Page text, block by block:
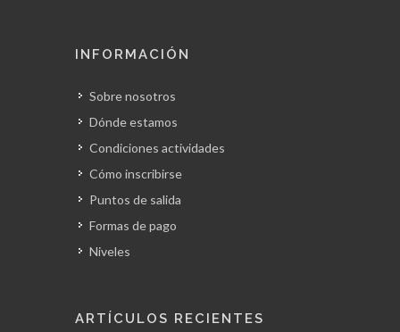
INFORMACIÓN
Sobre nosotros
Dónde estamos
Condiciones actividades
Cómo inscribirse
Puntos de salida
Formas de pago
Niveles
ARTÍCULOS RECIENTES